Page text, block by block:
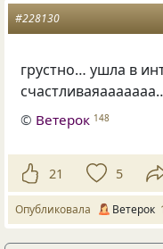
#228130
грустно… ушла в
© Ветерок 148
21 5
Опубликовала Ветерок